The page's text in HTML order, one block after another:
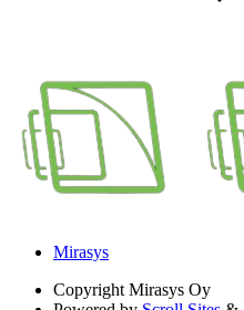
Mirasys
Copyright Mirasys Oy